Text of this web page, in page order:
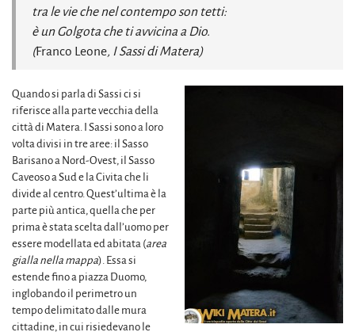
tra le vie che nel contempo son tetti:
è un Golgota che ti avvicina a Dio.
(Franco Leone, I Sassi di Matera)
Quando si parla di Sassi ci si
riferisce alla parte vecchia della
città di Matera. I Sassi sono a loro
volta divisi in tre aree: il Sasso
Barisano a Nord-Ovest, il Sasso
Caveoso a Sud e la Civita che li
divide al centro. Quest’ultima è la
parte più antica, quella che per
prima è stata scelta dall’uomo per
essere modellata ed abitata (area
gialla nella mappa). Essa si
estende fino a piazza Duomo,
inglobando il perimetro un
tempo delimitato dalle mura
cittadine, in cui risiedevano le